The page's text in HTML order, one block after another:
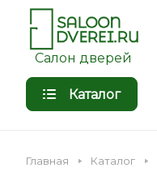
Салон дверей
Каталог
Главная Каталог